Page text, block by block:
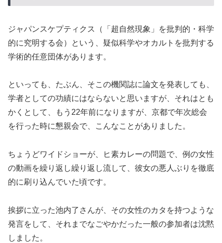
ジャパンスケプティクス（「超自然現象」を批判的・科学
的に究明する会）という、疑似科学やオカルトを批判する
学術的任意団体があります。
といっても、たぶん、そこの機関誌に論文を発表しても、
学者としての功績にはならないと思いますが、それはとも
かくとして、もう22年前になりますが、京都で年次総会
を行った時に懇親会で、こんなことがありました。
ちょうどワイドショーが、ヒ素カレーの問題で、例の女性
の動画を繰り返し繰り返し流して、彼女の悪人ぶりを徹底
的に刷り込んでいた頃です。
挨拶に立った池内了さんが、その女性のカタを持つような
発言をして、それまでなごやかだった一般の参加者は沈黙
しました。